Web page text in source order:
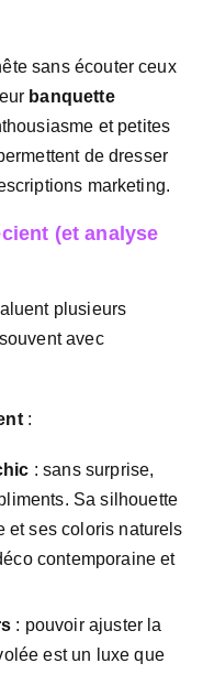
sans écouter ceux
banquette
et petites
de dresser
marketing.
(et analyse
plusieurs
avec
:
: sans surprise,
Sa silhouette
et ses coloris naturels
contemporaine et
: pouvoir ajuster la
est un luxe que